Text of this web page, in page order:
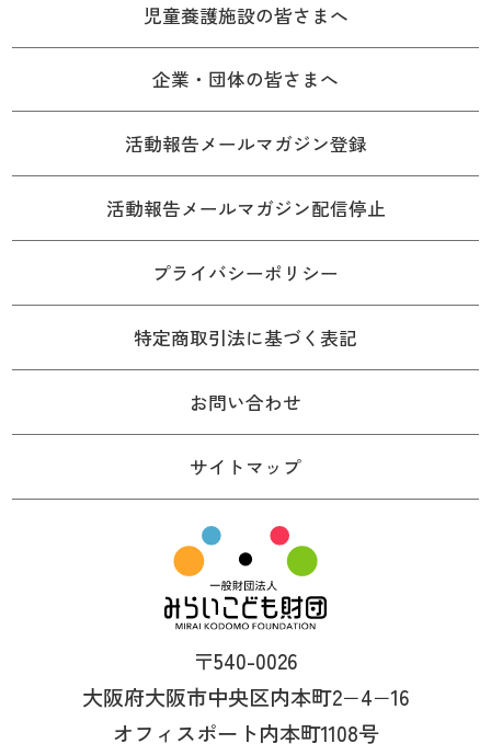
児童養護施設の皆さまへ
企業・団体の皆さまへ
活動報告メールマガジン登録
活動報告メールマガジン配信停止
プライバシーポリシー
特定商取引法に基づく表記
お問い合わせ
サイトマップ
〒540-0026
大阪府大阪市中央区内本町2−4−16
オフィスポート内本町1108号